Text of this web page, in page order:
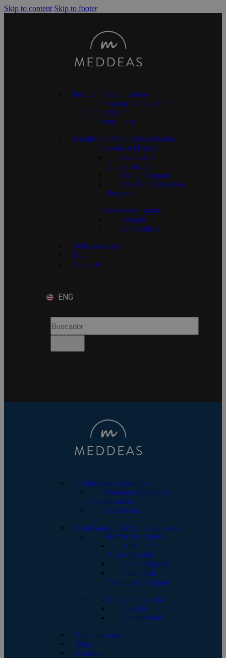
Skip to content Skip to footer
Instituciones educativas
Programa Auxiliar de
Conversación
Consultoría
Estudiantes y Recién Graduados
Enseñar en España
Auxiliar de
Conversación
Co-op Program
One-Term Volunteer
Program
Estudiar en España
Colegio
Universidad
Sobre nosotros
Blog
Contacto
ENG
Instituciones educativas
Programa Auxiliar de
Conversación
Consultoría
Estudiantes y Recién Graduados
Enseñar en España
Auxiliar de
Conversación
Co-op Program
One-Term
Volunteer Program
Estudiar en España
Colegio
Universidad
Sobre nosotros
Blog
Contacto